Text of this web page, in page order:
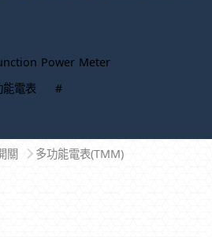
Power Meter
電表 #
關
多功能電表(TMM)